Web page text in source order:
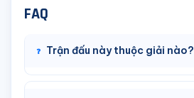
FAQ
Trận đấu này thuộc giải nào?